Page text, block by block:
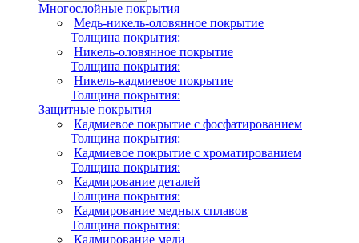
Многослойные покрытия
Медь-никель-оловянное покрытие
Толщина покрытия:
Никель-оловянное покрытие
Толщина покрытия:
Никель-кадмиевое покрытие
Толщина покрытия:
Защитные покрытия
Кадмиевое покрытие с фосфатированием
Толщина покрытия:
Кадмиевое покрытие с хроматированием
Толщина покрытия:
Кадмирование деталей
Толщина покрытия:
Кадмирование медных сплавов
Толщина покрытия:
Кадмирование меди